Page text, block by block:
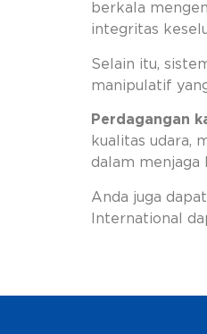
berkala
integritas
Selain itu,
manipulatif
Perdagangan
kualitas udara,
dalam menjaga
Anda juga
International